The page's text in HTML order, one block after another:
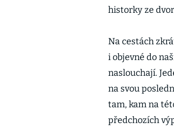
historky ze
Na cestách
i objevné do
naslouchají.
na svou
tam, kam na
předchozích